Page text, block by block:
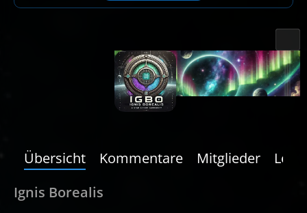
Übersicht Kommentare Mitglieder
Ignis Borealis